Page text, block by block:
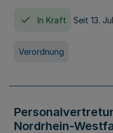
In Kraft Seit 13.
Verordnung
Nordrhein-